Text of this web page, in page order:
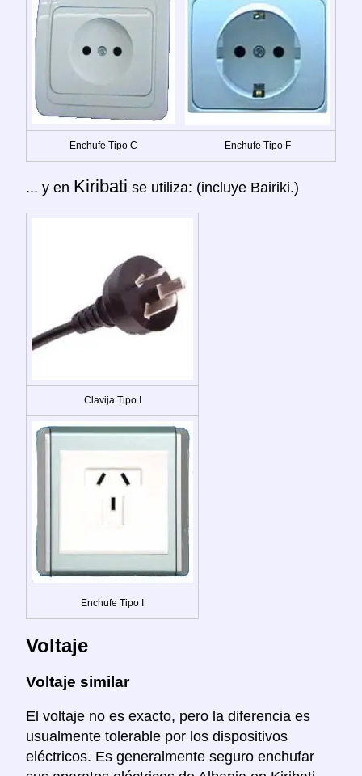
Enchufe Tipo C Enchufe Tipo F
... y en Kiribati se utiliza: (incluye Bairiki.)
Clavija Tipo I
Enchufe Tipo I
Voltaje
Voltaje similar
El voltaje no es exacto, pero la diferencia es
usualmente tolerable por los dispositivos
eléctricos. Es generalmente seguro enchufar